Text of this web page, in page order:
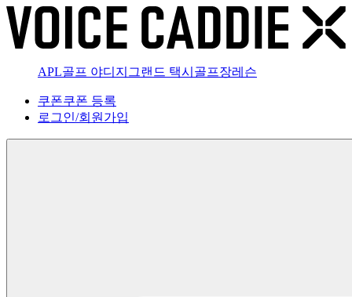
APL골프 야디지 그랜드 택시 골프장레슨
쿠폰쿠폰 등록
로그인/회원가입